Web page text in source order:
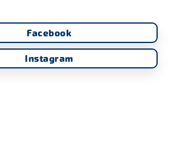
Facebook
Instagram